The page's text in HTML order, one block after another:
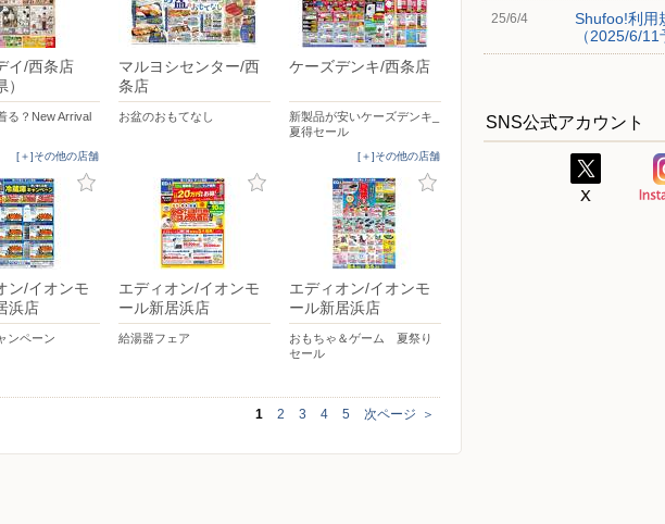
イ/西条店
）
る？New Arrival
[＋]その他の店舗
マルヨシセンター/西
条店
お盆のおもてなし
ケーズデンキ/西条店
新製品が安いケーズデンキ_
夏得セール
[＋]その他の店舗
ン/イオンモ
浜店
ンペーン
エディオン/イオンモ
ール新居浜店
給湯器フェア
エディオン/イオンモ
ール新居浜店
おもちゃ＆ゲーム 夏祭り
セール
1 2 3 4 5 次ページ ＞
25/6/4
Shufoo!利用
（2025/6/11
SNS公式アカウント